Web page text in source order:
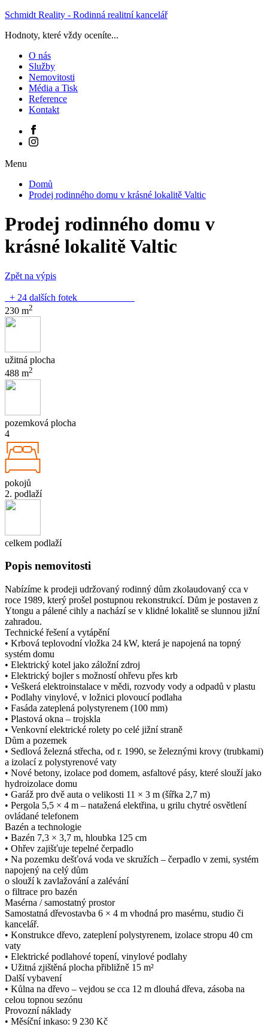
Schmidt Reality - Rodinná realitní kancelář
Hodnoty, které vždy oceníte...
O nás
Služby
Nemovitosti
Média a Tisk
Reference
Kontakt
Menu
Domů
Prodej rodinného domu v krásné lokalitě Valtic
Prodej rodinného domu v
krásné lokalitě Valtic
Zpět na výpis
+ 24 dalších fotek
230 m2
užitná plocha
488 m2
pozemková plocha
4
pokojů
2. podlaží
celkem podlaží
Popis nemovitosti
Nabízíme k prodeji udržovaný rodinný dům zkolaudovaný cca v
roce 1989, který prošel postupnou rekonstrukcí. Dům je postaven z
Ytongu a pálené cihly a nachází se v klidné lokalitě se slunnou jižní
zahradou.
Technické řešení a vytápění
•⁠ ⁠Krbová teplovodní vložka 24 kW, která je napojená na topný
systém domu
•⁠ ⁠Elektrický kotel jako záložní zdroj
•⁠ ⁠Elektrický bojler s možností ohřevu přes krb
•⁠ ⁠Veškerá elektroinstalace v mědi, rozvody vody a odpadů v plastu
•⁠ ⁠Podlahy vinylové, v ložnici plovoucí podlaha
•⁠ ⁠Fasáda zateplená polystyrenem (100 mm)
•⁠ ⁠Plastová okna – trojskla
•⁠ ⁠Venkovní elektrické rolety po celé jižní straně
Dům a pozemek
•⁠ ⁠Sedlová železná střecha, od r. 1990, se železnými krovy (trubkami)
a izolací z polystyrenové vaty
•⁠ ⁠Nové betony, izolace pod domem, asfaltové pásy, které slouží jako
hydroizolace domu
•⁠ ⁠Garáž pro dvě auta o velikosti 11 × 3 m (šířka 2,7 m)
•⁠ ⁠Pergola 5,5 × 4 m – natažená elektřina, u grilu chytré osvětlení
ovládané telefonem
Bazén a technologie
•⁠ ⁠Bazén 7,3 × 3,7 m, hloubka 125 cm
•⁠ ⁠Ohřev zajišťuje tepelné čerpadlo
•⁠ ⁠Na pozemku dešťová voda ve skružích – čerpadlo v zemi, systém
napojený na celý dům
o slouží k zavlažování a zalévání
o filtrace pro bazén
Masérna / samostatný prostor
Samostatná dřevostavba 6 × 4 m vhodná pro masérnu, studio či
kancelář.
•⁠ ⁠Konstrukce dřevo, zateplení polystyrenem, izolace stropu 40 cm
vaty
•⁠ ⁠Elektrické podlahové topení, vinylové podlahy
•⁠ ⁠Užitná zjištěná plocha přibližně 15 m²
Další vybavení
•⁠ ⁠Kůlna na dřevo – vejdou se cca 12 m dlouhá dřeva, zásoba na
celou topnou sezónu
Provozní náklady
•⁠ ⁠Měsíční inkaso: 9 230 Kč